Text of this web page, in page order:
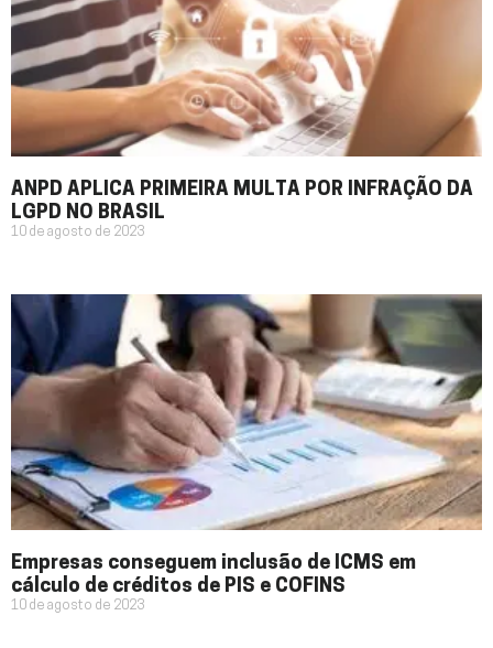
ANPD APLICA PRIMEIRA MULTA POR INFRAÇÃO DA
LGPD NO BRASIL
10 de agosto de 2023
Empresas conseguem inclusão de ICMS em
cálculo de créditos de PIS e COFINS
10 de agosto de 2023